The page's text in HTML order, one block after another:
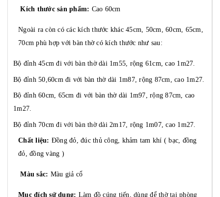
Kích thước sản phẩm: Cao 60cm
Ngoài ra còn có các kích thước khác 45cm, 50cm, 60cm, 65cm,
70cm phù hợp với bàn thờ có kích thước như sau:
Bộ đỉnh 45cm đi với bàn thờ dài 1m55, rộng 61cm, cao 1m27.
Bộ đỉnh 50,60cm đi với bàn thờ dài 1m87, rộng 87cm, cao 1m27.
Bộ đỉnh 60cm, 65cm đi với bàn thờ dài 1m97, rộng 87cm, cao
1m27.
Bộ đỉnh 70cm đi với bàn thờ dài 2m17, rộng 1m07, cao 1m27.
Chất liệu: Đồng đỏ, đúc thủ công, khảm tam khí ( bạc, đồng
đỏ, đồng vàng )
Màu sắc: Màu giả cổ
Mục đích sử dụng: Làm đồ cúng tiến, dùng để thờ tại phòng